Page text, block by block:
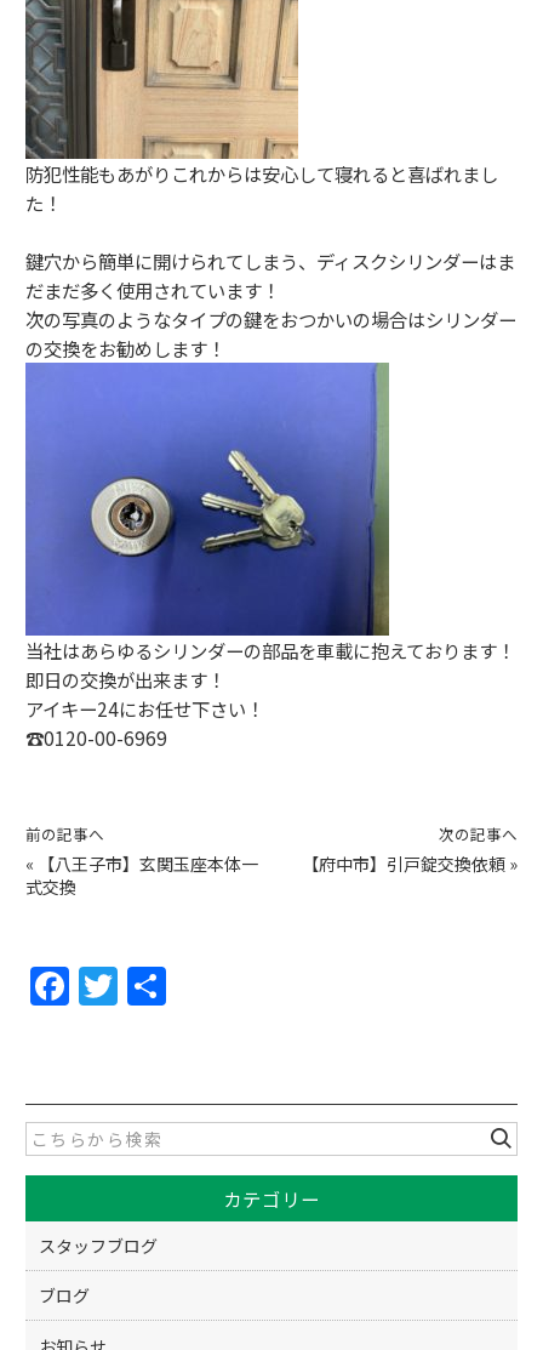
防犯性能もあがりこれからは安心して寝れると喜ばれまし
た！
鍵穴から簡単に開けられてしまう、ディスクシリンダーはま
だまだ多く使用されています！
次の写真のようなタイプの鍵をおつかいの場合はシリンダー
の交換をお勧めします！
当社はあらゆるシリンダーの部品を車載に抱えております！
即日の交換が出来ます！
アイキー24にお任せ下さい！
☎︎0120-00-6969
前の記事へ
«
【八王子市】玄関玉座本体一
式交換
次の記事へ
【府中市】引戸錠交換依頼 »
F
a
e
b
o
o
k
T
w
er
カテゴリー
スタッフブログ
ブログ